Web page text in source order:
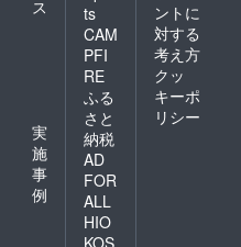
ス
実
施
事
例
ts
CAM
PFI
RE
ふる
さと
納税
AD
FOR
ALL
HIO
ントに
対する
考え方
クッ
キーポ
リシー